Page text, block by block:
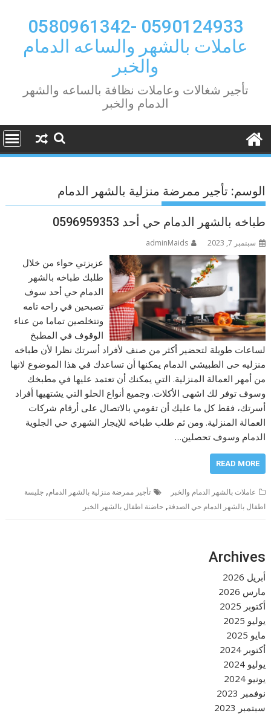
content
0590124933 -0580961342
عاملات بالشهر والساعه الدمام
والخبر
تأجير شغالات وعاملات نظافة بالساعه والشهر
الدمام والخبر
الوسم: تأجير ممرضة منزلية بالشهر الدمام
طباخه بالشهر الدمام حي أحد 0596959353
سبتمبر 7, 2023 adminMaids
عزيزتي حواء من خلال
طلبك طباخه بالشهر
الدمام حي أحد سوف
تصبحين في راحه تامه
وتتخلصين تماما من عناء
الوقوف في المطبخ
لساعات طويلة لتحضير أكثر من صنف لأفراد أسرتك نظرا لأن طباخه
منزليه حى الطبيشي الدمام يمكنها أن تساعدك في هذا الموضوع لانها
من أمهر العمالة المنزلية. التي يمكنك أن تعتمد عليها في مطبخك
وسوف توفر لك اشهى الأكلات. وجميع أنواع الحلو التي يشتهيها أفراد
أسرتك، فقط كل ما عليك أن تقومي بالاتصال على أرقام شركات
العمالة المنزلية. ومن ثم طلب طباخه للإيجار الشهري حي الجلوية
الدمام وسوف تحصلين…
READ MORE
عاملات بالشهر الدمام والخبر تأجير ممرضة منزلية بالشهر الدمام,جليسة
اطفال بالشهر الدمام حي الصدفة,حاضنة اطفال بالشهر الخبر
Archives
أبريل 2026
مارس 2026
أكتوبر 2025
يوليو 2025
مايو 2025
أكتوبر 2024
يوليو 2024
يونيو 2024
نوفمبر 2023
سبتمبر 2023